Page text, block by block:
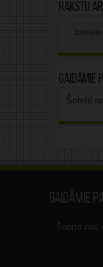
Rakstu
Gaidāmie
Šobrīd
Gaidāmie
Šobrīd nav